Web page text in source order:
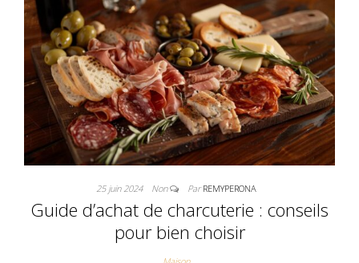
25 juin 2024 Non ParREMYPERONA
Guide d’achat de charcuterie : conseils
pour bien choisir